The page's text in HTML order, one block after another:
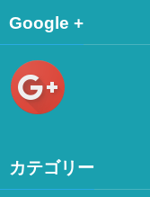
Google +
カテゴリー